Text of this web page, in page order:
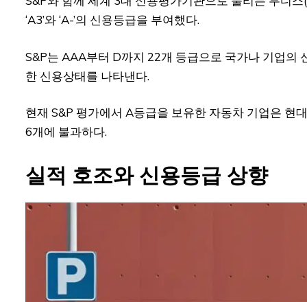
‘A3’와 ‘A-’의 신용등급을 부여했다.
S&P는 AAA부터 D까지 22개 등급으로 국가나 기업의
한 신용상태를 나타낸다.
현재 S&P 평가에서 A등급을 보유한 자동차 기업은 현
6개에 불과하다.
실적 호조와 신용등급 상향